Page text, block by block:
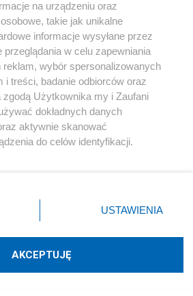
mObywatela.
godziny
na urządzeniu oraz
takie jak unikalne
informacje wysyłane przez
przeglądania w celu zapewniania
wybór spersonalizowanych
i treści, badanie odbiorców oraz
zgodą Użytkownika my i Zaufani
dokładnych danych
aktywnie skanować
do celów identyfikacji.
przycisk ustawień prywatności
dolnym rogu strony
danych nie wymagają zgody
prawo sprzeciwić się takiemu
USTAWIENIA
AKCEPTUJĘ